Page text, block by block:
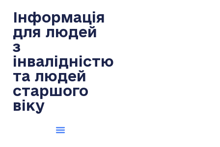
Інформація
для людей
з
інвалідністю
та людей
старшого
віку